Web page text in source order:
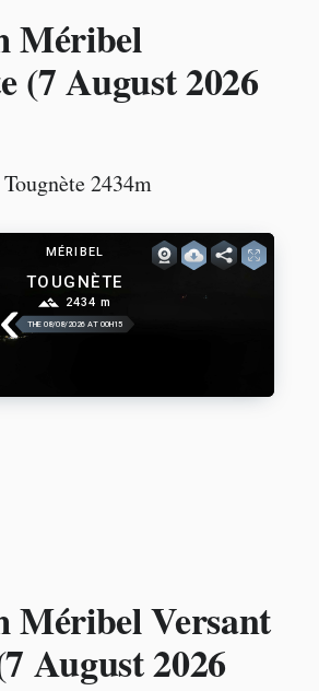
Méribel
(7 August 2026
2434m
Méribel Versant
7 August 2026